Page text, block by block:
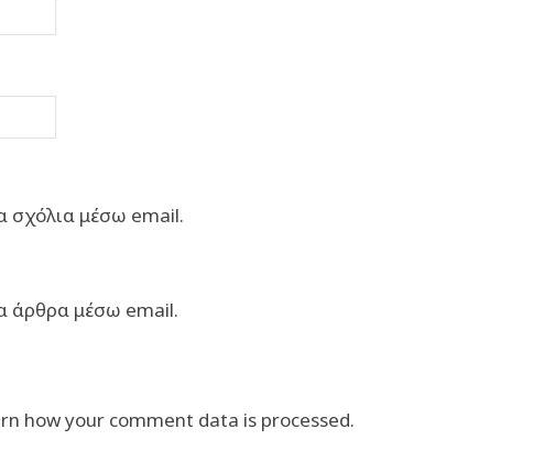
σχόλια μέσω email.
άρθρα μέσω email.
how your comment data is processed.